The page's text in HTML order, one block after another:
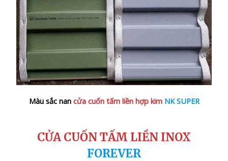
Màu sắc nan cửa cuốn tấm liền hợp kim NK SUPER
CỬA CUỐN TẤM LIỀN INOX
FOREVER